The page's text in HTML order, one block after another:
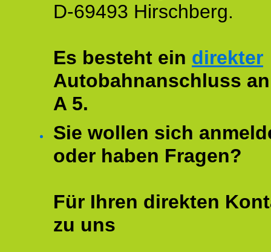
D-69493 Hirschberg.
Es besteht ein direkter
Autobahnanschluss
A 5.
Sie wollen sich
oder haben Fragen?
Für Ihren direkten
zu uns